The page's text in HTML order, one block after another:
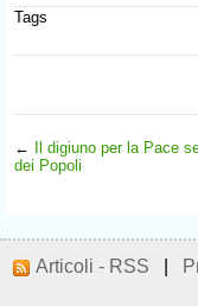
Tags
← Il digiuno per la Pace
dei Popoli
Articoli - RSS